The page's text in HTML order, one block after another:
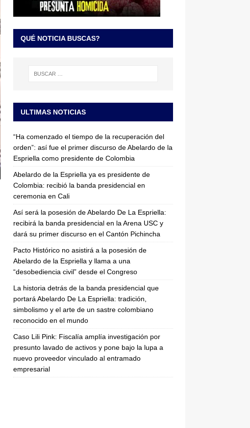
QUÉ NOTICIA BUSCAS?
ULTIMAS NOTICIAS
“Ha comenzado el tiempo de la recuperación del
orden”: así fue el primer discurso de Abelardo de la
Espriella como presidente de Colombia
Abelardo de la Espriella ya es presidente de
Colombia: recibió la banda presidencial en
ceremonia en Cali
Así será la posesión de Abelardo De La Espriella:
recibirá la banda presidencial en la Arena USC y
dará su primer discurso en el Cantón Pichincha
Pacto Histórico no asistirá a la posesión de
Abelardo de la Espriella y llama a una
“desobediencia civil” desde el Congreso
La historia detrás de la banda presidencial que
portará Abelardo De La Espriella: tradición,
simbolismo y el arte de un sastre colombiano
reconocido en el mundo
Caso Lili Pink: Fiscalía amplía investigación por
presunto lavado de activos y pone bajo la lupa a
nuevo proveedor vinculado al entramado
empresarial